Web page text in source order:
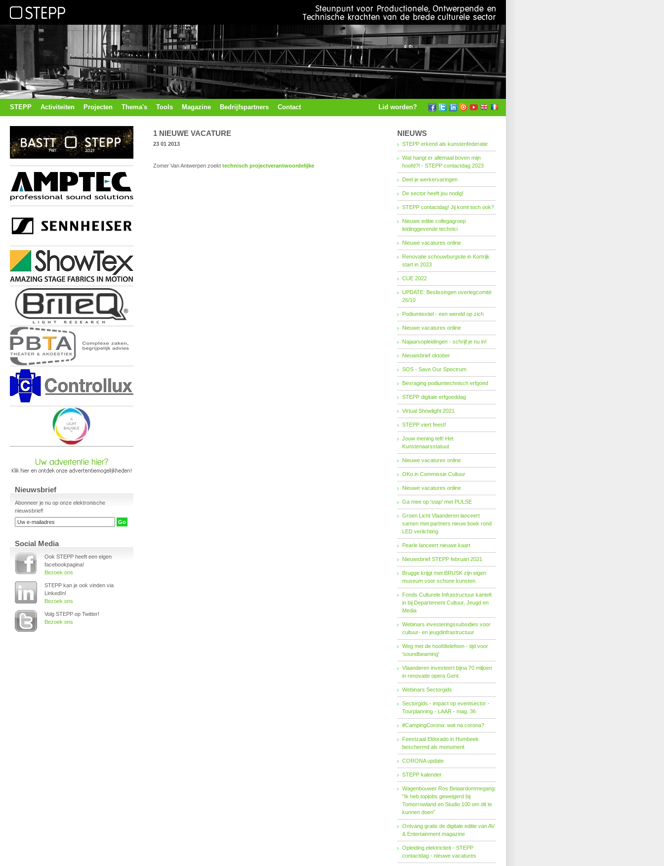
STEPP Activiteiten Projecten Thema's Tools Magazine Bedrijfspartners Contact Lid worden?
Nieuwsbrief
Abonneer je nu op onze elektronische
nieuwsbrief!
Social Media
Ook STEPP heeft een eigen
facebookpagina!
Bezoek ons
STEPP kan je ook vinden via
LinkedIn!
Bezoek ons
Volg STEPP op Twitter!
Bezoek ons
1 NIEUWE VACATURE
23 01 2013
Zomer Van Antwerpen zoekt technisch projectverantwoordelijke
NIEUWS
STEPP erkend als kunstenfederatie
Wat hangt er allemaal boven mijn
hoofd?! - STEPP contactdag 2023
Deel je werkervaringen
De sector heeft jou nodig!
STEPP contactdag! Jij komt toch ook?
Nieuwe editie collegagroep
leidinggevende technici
Nieuwe vacatures online
Renovatie schouwburgsite in Kortrijk
start in 2023
CUE 2022
UPDATE: Beslissingen overlegcomité
26/10
Podiumtextiel - een wereld op zich
Nieuwe vacatures online
Najaarsopleidingen - schrijf je nu in!
Nieuwsbrief oktober
SOS - Save Our Spectrum
Bevraging podiumtechnisch erfgoed
STEPP digitale erfgoeddag
Virtual Showlight 2021
STEPP viert feest!
Jouw mening telt! Het
Kunstenaarsstatuut
Nieuwe vacatures online
OKo in Commissie Cultuur
Nieuwe vacatures online
Ga mee op 'stap' met PULSE
Groen Licht Vlaanderen lanceert
samen met partners nieuw boek rond
LED verlichting
Pearle lanceert nieuwe kaart
Nieuwsbrief STEPP februari 2021
Brugge krijgt met BRUSK zijn eigen
museum voor schone kunsten.
Fonds Cul­tu­re­le In­fra­struc­tuur kan­telt
in bij De­par­te­ment Cul­tuur, Jeugd en
Me­dia
Webinars investeringssubsidies voor
cultuur- en jeugdinfrastructuur
Weg met de hoofdtelefoon - tijd voor
'soundbeaming'
Vlaanderen investeert bijna 70 miljoen
in renovatie opera Gent.
Webinars Sectorgids
Sectorgids - impact op eventsector -
Tourplanning - LAAR - mag. 36
#CampingCorona: wat na corona?
Feestzaal Eldorado in Humbeek
beschermd als monument
CORONA update
STEPP kalender
Wagenbouwer Ros Beiaardommegang:
“Ik heb topjobs geweigerd bij
Tomorrowland en Studio 100 om dit te
kunnen doen”
Ontvang gratis de digitale editie van AV
& Entertainment magazine
Opleiding elektriciteit - STEPP
contactdag - nieuwe vacatures